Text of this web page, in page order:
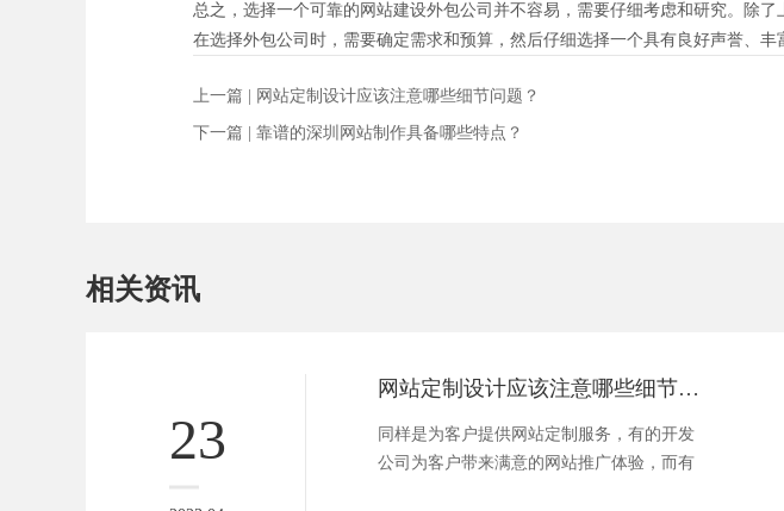
总之，选择一个可靠的网站建设外包公司并不容易，需要仔细考虑和研究。除
在选择外包公司时，需要确定需求和预算，然后仔细选择一个具有良好声誉、
上一篇 | 网站定制设计应该注意哪些细节问题？
下一篇 | 靠谱的深圳网站制作具备哪些特点？
相关资讯
23
网站定制设计应该注意哪些细节问题？
同样是为客户提供网站定制服务，有的开发
公司为客户带来满意的网站推广体验，而有